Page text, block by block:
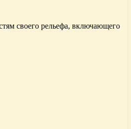
своего рельефа, включающего